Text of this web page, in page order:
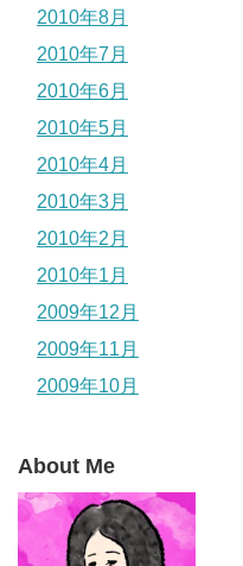
2010年8月
2010年7月
2010年6月
2010年5月
2010年4月
2010年3月
2010年2月
2010年1月
2009年12月
2009年11月
2009年10月
About Me